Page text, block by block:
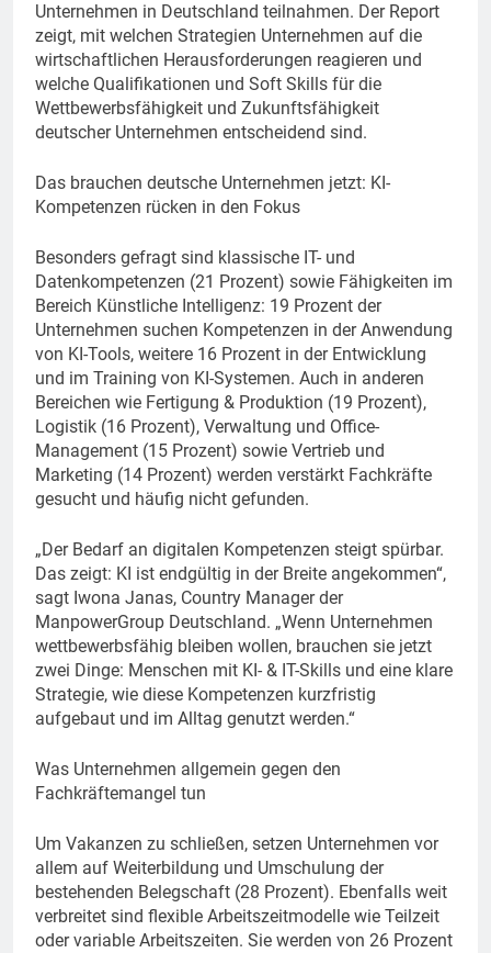
Unternehmen in Deutschland teilnahmen. Der Report
zeigt, mit welchen Strategien Unternehmen auf die
wirtschaftlichen Herausforderungen reagieren und
welche Qualifikationen und Soft Skills für die
Wettbewerbsfähigkeit und Zukunftsfähigkeit
deutscher Unternehmen entscheidend sind.
Das brauchen deutsche Unternehmen jetzt: KI-
Kompetenzen rücken in den Fokus
Besonders gefragt sind klassische IT- und
Datenkompetenzen (21 Prozent) sowie Fähigkeiten im
Bereich Künstliche Intelligenz: 19 Prozent der
Unternehmen suchen Kompetenzen in der Anwendung
von KI-Tools, weitere 16 Prozent in der Entwicklung
und im Training von KI-Systemen. Auch in anderen
Bereichen wie Fertigung & Produktion (19 Prozent),
Logistik (16 Prozent), Verwaltung und Office-
Management (15 Prozent) sowie Vertrieb und
Marketing (14 Prozent) werden verstärkt Fachkräfte
gesucht und häufig nicht gefunden.
„Der Bedarf an digitalen Kompetenzen steigt spürbar.
Das zeigt: KI ist endgültig in der Breite angekommen“,
sagt Iwona Janas, Country Manager der
ManpowerGroup Deutschland. „Wenn Unternehmen
wettbewerbsfähig bleiben wollen, brauchen sie jetzt
zwei Dinge: Menschen mit KI- & IT-Skills und eine klare
Strategie, wie diese Kompetenzen kurzfristig
aufgebaut und im Alltag genutzt werden.“
Was Unternehmen allgemein gegen den
Fachkräftemangel tun
Um Vakanzen zu schließen, setzen Unternehmen vor
allem auf Weiterbildung und Umschulung der
bestehenden Belegschaft (28 Prozent). Ebenfalls weit
verbreitet sind flexible Arbeitszeitmodelle wie Teilzeit
oder variable Arbeitszeiten. Sie werden von 26 Prozent